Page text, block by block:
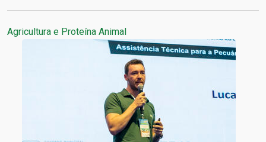
Agricultura e Proteína Animal